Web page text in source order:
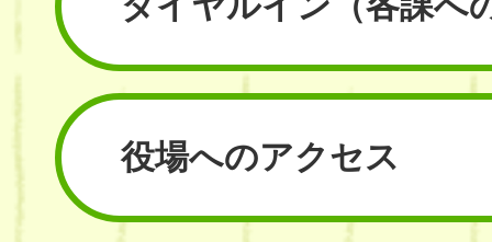
役場へのアクセス